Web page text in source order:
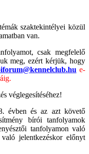
szaktekintélyei közül
van.
csak megfelelő
meg, ezért kérjük, hogy
e-
véglegesítéséhez!
évben és az azt követő
bírói tanfolyamok
tanfolyamon való
jelentkezéskor előnyt